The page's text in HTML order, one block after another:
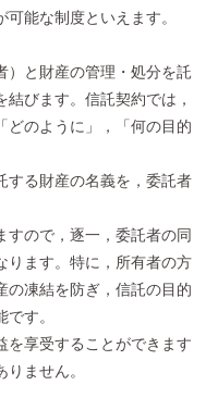
能な制度といえます。
）と財産の管理・処分を託
びます。信託契約では，
どのように」，「何の目的
する財産の名義を，委託者
すので，逐一，委託者の同
ります。特に，所有者の方
の凍結を防ぎ，信託の目的
す。
を享受することができます
ません。